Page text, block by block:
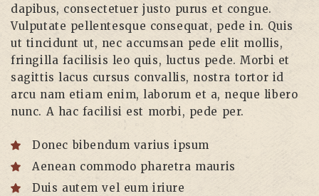
dapibus, consectetuer justo purus et congue.
Vulputate pellentesque consequat, pede in. Quis
ut tincidunt ut, nec accumsan pede elit mollis,
fringilla facilisis leo quis, luctus pede. Morbi et
sagittis lacus cursus convallis, nostra tortor id
arcu nam etiam enim, laborum et a, neque libero
nunc. A hac facilisi est morbi, pede per.
Donec bibendum varius ipsum
Aenean commodo pharetra mauris
Duis autem vel eum iriure